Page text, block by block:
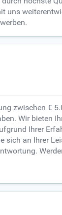
zwischen €
Wir bieten
Ihrer
an Ihrer